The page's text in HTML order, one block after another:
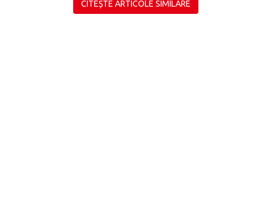
CITEȘTE ARTICOLE SIMILARE